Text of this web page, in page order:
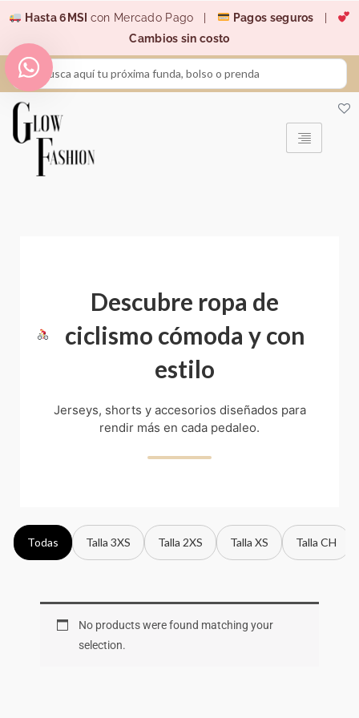
contenido
Hasta 6MSI con Mercado Pago | Pagos seguros
Cambios sin costo
Search
...
Descubre ropa de
ciclismo cómoda y con
estilo
Jerseys, shorts y accesorios diseñados para
rendir más en cada pedaleo.
Todas Talla 3XS Talla 2XS Talla XS Talla CH
No products were found matching your
selection.